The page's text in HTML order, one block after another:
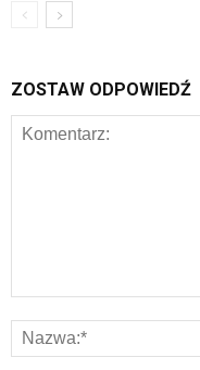
ZOSTAW ODPOWIEDŹ